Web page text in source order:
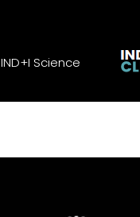
IND+I Science